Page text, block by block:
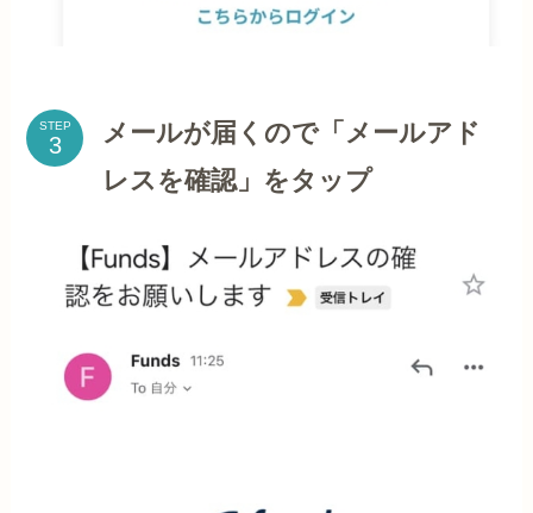
STEP
メールが届くので「メールアド
レスを確認」をタップ